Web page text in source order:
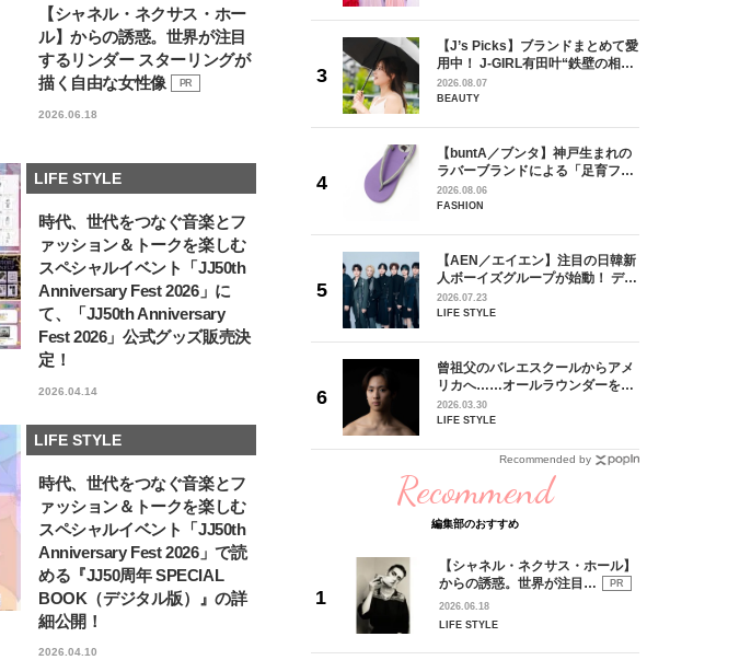
【シャネル・ネクサス・ホー
ル】からの誘惑。世界が注目
するリンダー スターリングが
描く自由な女性像
PR
2026.06.18
LIFE STYLE
時代、世代をつなぐ音楽とフ
ァッション＆トークを楽しむ
スペシャルイベント「JJ50th
Anniversary Fest 2026」に
て、「JJ50th Anniversary
Fest 2026」公式グッズ販売決
定！
2026.04.14
LIFE STYLE
時代、世代をつなぐ音楽とフ
ァッション＆トークを楽しむ
スペシャルイベント「JJ50th
Anniversary Fest 2026」で読
める『JJ50周年 SPECIAL
BOOK（デジタル版）』の詳
細公開！
2026.04.10
「新システム」に変わります
【AEN／エイエン】注目の日韓新
人ボーイズグループが始動！ デビ
ュー目前のフレッシュな面々を独
2026.07.23
リカへ……オールラウンダーを目
指すダンサーは踊ることが好きす
vol.29 三宅啄未さん
【新世代J-POPグループ
aoen（アオエン）】自身がアーテ
ィストを目指すきかっけとなった
先輩とは―― 新曲「青春インクレ
ディブル」リリース記念インタビ
ュー
2025.10.20
LIFE STYLE
【J’s Picks】ブランドまとめて愛
用中！ J-GIRL有田叶“鉄壁の相
棒”〈ビューティ＆ファッション
夏の必需品〉
2026.08.07
BEAUTY
【buntA／ブンタ】神戸生まれの
ラバーブランドによる「足育フッ
トウェア」。伊勢丹新宿店でPOP-
UP開催中！
2026.08.06
FASHION
【AEN／エイエン】注目の日韓新
人ボーイズグループが始動！ デビ
ュー目前のフレッシュな面々を独
占インタビュー。7人の魅力に迫
2026.07.23
LIFE STYLE
曾祖父のバレエスクールからアメ
リカへ……オールラウンダーを目
指すダンサーは踊ることが好きす
ぎる【王子様の推しドコロ】
2026.03.30
LIFE STYLE
Recommended by
Recommend
編集部のおすすめ
【シャネル・ネクサス・ホール】
からの誘惑。世界が注目…
PR
2026.06.18
LIFE STYLE